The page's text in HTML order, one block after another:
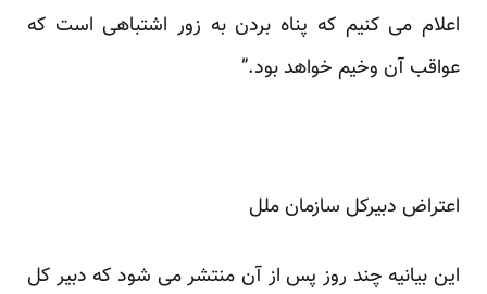
اعلام می کنیم که پناه بردن به زور اشتباهی است که
عواقب آن وخیم خواهد بود.”
اعتراض دبیرکل سازمان ملل
این بیانیه چند روز پس از آن منتشر می شود که دبیر کل